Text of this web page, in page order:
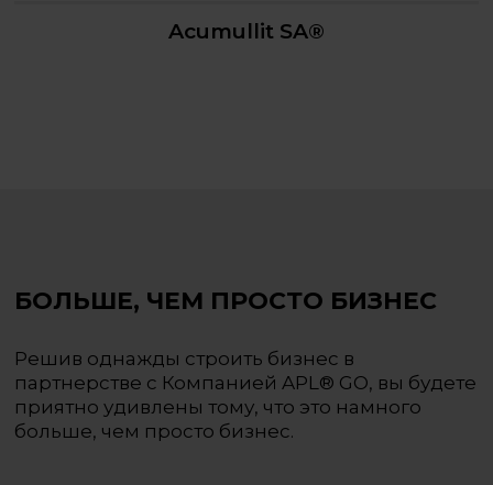
Acumullit SA®
Решив однажды строить бизнес в
партнерстве с Компанией APL® GO, вы будете
приятно удивлены тому, что это намного
больше, чем просто бизнес.
БОЛЬШЕ, ЧЕМ ПРОСТО БИЗНЕС